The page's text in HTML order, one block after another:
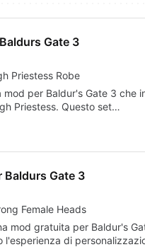
Gate 3
Priestess Robe
mod per Baldur's Gate 3 che
Priestess. Questo set…
Baldurs Gate 3
Female Heads
mod gratuita per Baldur's
l'esperienza di